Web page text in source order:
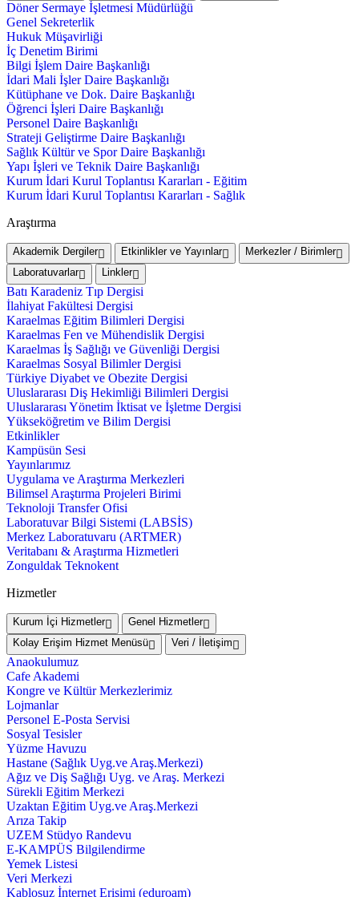
Döner Sermaye İşletmesi Müdürlüğü
Genel Sekreterlik
Hukuk Müşavirliği
İç Denetim Birimi
Bilgi İşlem Daire Başkanlığı
İdari Mali İşler Daire Başkanlığı
Kütüphane ve Dok. Daire Başkanlığı
Öğrenci İşleri Daire Başkanlığı
Personel Daire Başkanlığı
Strateji Geliştirme Daire Başkanlığı
Sağlık Kültür ve Spor Daire Başkanlığı
Yapı İşleri ve Teknik Daire Başkanlığı
Kurum İdari Kurul Toplantısı Kararları - Eğitim
Kurum İdari Kurul Toplantısı Kararları - Sağlık
Araştırma
Akademik Dergiler Etkinlikler ve Yayınlar
Merkezler / Birimler
Laboratuvarlar
Linkler
Batı Karadeniz Tıp Dergisi
İlahiyat Fakültesi Dergisi
Karaelmas Eğitim Bilimleri Dergisi
Karaelmas Fen ve Mühendislik Dergisi
Karaelmas İş Sağlığı ve Güvenliği Dergisi
Karaelmas Sosyal Bilimler Dergisi
Türkiye Diyabet ve Obezite Dergisi
Uluslararası Diş Hekimliği Bilimleri Dergisi
Uluslararası Yönetim İktisat ve İşletme Dergisi
Yükseköğretim ve Bilim Dergisi
Etkinlikler
Kampüsün Sesi
Yayınlarımız
Uygulama ve Araştırma Merkezleri
Bilimsel Araştırma Projeleri Birimi
Teknoloji Transfer Ofisi
Laboratuvar Bilgi Sistemi (LABSİS)
Merkez Laboratuvaru (ARTMER)
Veritabanı & Araştırma Hizmetleri
Zonguldak Teknokent
Hizmetler
Kurum İçi Hizmetler
Genel Hizmetler
Kolay Erişim Hizmet Menüsü
Veri / İletişim
Anaokulumuz
Cafe Akademi
Kongre ve Kültür Merkezlerimiz
Lojmanlar
Personel E-Posta Servisi
Sosyal Tesisler
Yüzme Havuzu
Hastane (Sağlık Uyg.ve Araş.Merkezi)
Ağız ve Diş Sağlığı Uyg. ve Araş. Merkezi
Sürekli Eğitim Merkezi
Uzaktan Eğitim Uyg.ve Araş.Merkezi
Arıza Takip
UZEM Stüdyo Randevu
E-KAMPÜS Bilgilendirme
Yemek Listesi
Veri Merkezi
Kablosuz İnternet Erişimi (eduroam)